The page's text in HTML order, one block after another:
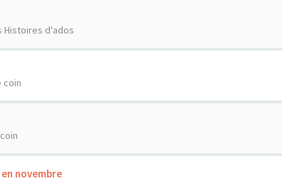
Histoires d'ados
coin
novembre